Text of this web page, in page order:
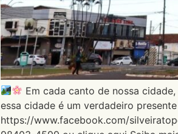
Em cada canto de nossa
essa cidade é um verdadeiro
https://www.facebook.com/